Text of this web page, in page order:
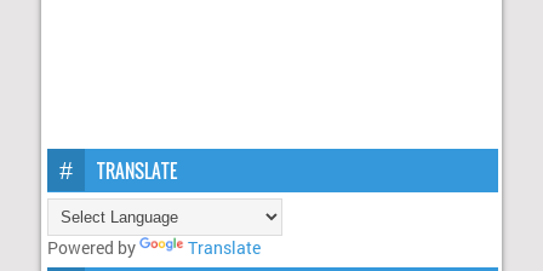
TRANSLATE
Powered by Translate